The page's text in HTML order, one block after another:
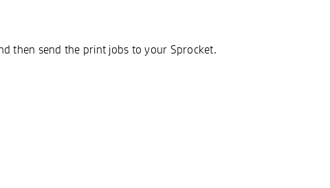
then send the print jobs to your Sprocket.